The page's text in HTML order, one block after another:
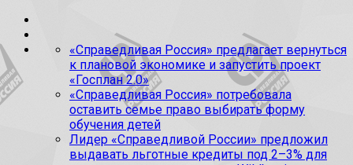
«Справедливая Россия» предлагает вернуться
к плановой экономике и запустить проект
«Госплан 2.0»
«Справедливая Россия» потребовала
оставить семье право выбирать форму
обучения детей
Лидер «Справедливой России» предложил
выдавать льготные кредиты под 2–3% для